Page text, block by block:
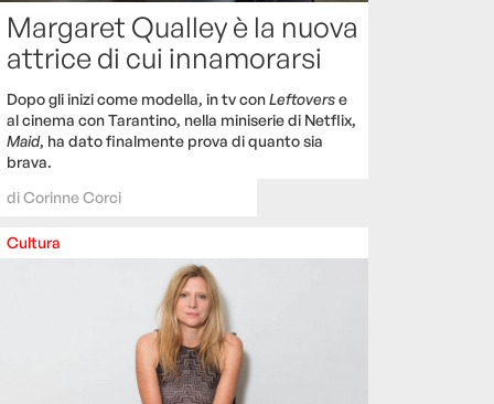
Margaret Qualley è la nuova
attrice di cui innamorarsi
Dopo gli inizi come modella, in tv conLeftoverse
al cinema con Tarantino, nella miniserie di Netflix,
Maid, ha dato finalmente prova di quanto sia
brava.
diCorinne Corci
Cultura